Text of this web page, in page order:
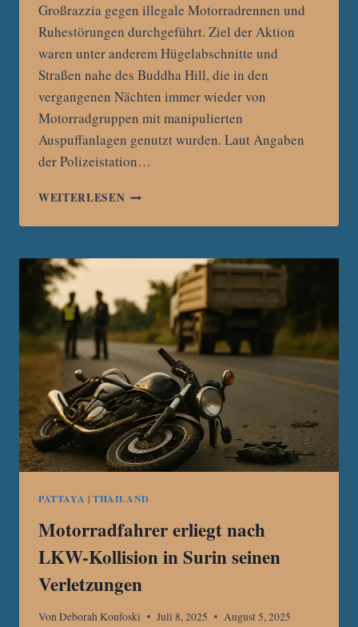
Großrazzia gegen illegale Motorradrennen und
Ruhestörungen durchgeführt. Ziel der Aktion
waren unter anderem Hügelabschnitte und
Straßen nahe des Buddha Hill, die in den
vergangenen Nächten immer wieder von
Motorradgruppen mit manipulierten
Auspuffanlagen genutzt wurden. Laut Angaben
der Polizeistation…
WEITERLESENPOLIZEI
PATTAYA
GEGEN
ILLEGALE
BIKER-
TREFFEN
VOR
PATTAYA | THAILAND
Motorradfahrer erliegt nach
LKW-Kollision in Surin seinen
Verletzungen
Von Deborah Konfoski Juli 8, 2025 August 5, 2025